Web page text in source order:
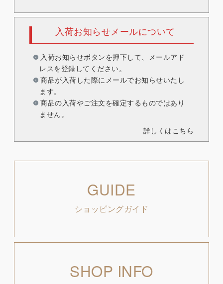
入荷お知らせメールについて
入荷お知らせボタンを押下して、メールアド
レスを登録してください。
商品が入荷した際にメールでお知らせいたし
ます。
商品の入荷やご注文を確定するものではあり
ません。
詳しくはこちら
GUIDE
ショッピングガイド
SHOP INFO